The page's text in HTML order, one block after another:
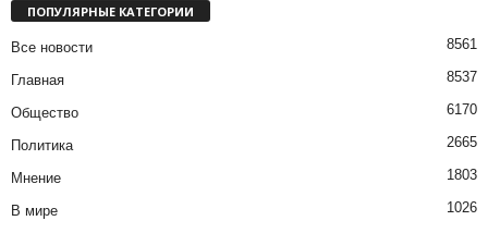
ПОПУЛЯРНЫЕ КАТЕГОРИИ
Все новости 8561
Главная 8537
Общество 6170
Политика 2665
Мнение 1803
В мире 1026